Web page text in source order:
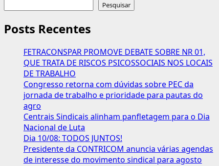
Futuro
é
regulamentado
e
aguarda
normas
operacionais
Pesquisar
Posts Recentes
FETRACONSPAR PROMOVE DEBATE SOBRE NR 01,
QUE TRATA DE RISCOS PSICOSSOCIAIS NOS LOCAIS
DE TRABALHO
Congresso retorna com dúvidas sobre PEC da
jornada de trabalho e prioridade para pautas do
agro
Centrais Sindicais alinham panfletagem para o Dia
Nacional de Luta
Dia 10/08: TODOS JUNTOS!
Presidente da CONTRICOM anuncia várias agendas
de interesse do movimento sindical para agosto